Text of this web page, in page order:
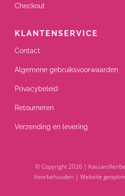
Checkout
KLANTENSERVICE
Contact
Algemene gebruiksvoorwaarden
Privacybeleid
Retourneren
Verzending en levering
© Copyright 2026 |
Voorbehouden | Website